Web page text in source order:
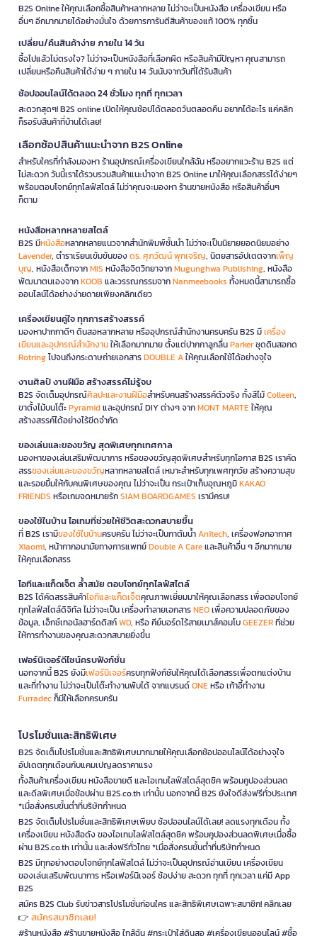
B2S Online ให้คุณเลือกซื้อสินค้าหลากหลาย ไม่ว่าจะเป็นหนังสือ เครื่องเขียน หรือ
อื่นๆ อีกมากมายได้อย่างมั่นใจ ด้วยการการันตีสินค้าของแท้ 100% ทุกชิ้น
เปลี่ยน/คืนสินค้าง่าย ภายใน 14 วัน
ซื้อไปแล้วไม่ตรงใจ? ไม่ว่าจะเป็นหนังสือที่เลือกผิด หรือสินค้ามีปัญหา คุณสามารถ
เปลี่ยนหรือคืนสินค้าได้ง่าย ๆ ภายใน 14 วันนับจากวันที่ได้รับสินค้า
ช้อปออนไลน์ได้ตลอด 24 ชั่วโมง ทุกที่ ทุกเวลา
สะดวกสุดๆ! B2S online เปิดให้คุณช้อปได้ตลอดวันตลอดคืน อยากได้อะไร แค่คลิก
ก็รอรับสินค้าที่บ้านได้เลย!
เลือกช้อปสินค้าแนะนำจาก B2S Online
สำหรับใครที่กำลังมองหา ร้านอุปกรณ์เครื่องเขียนใกล้ฉัน หรืออยากแวะร้าน B2S แต่
ไม่สะดวก วันนี้เราได้รวบรวมสินค้าแนะนำจาก B2S Online มาให้คุณเลือกสรรได้ง่ายๆ
พร้อมตอบโจทย์ทุกไลฟ์สไตล์ ไม่ว่าคุณจะมองหา ร้านขายหนังสือ หรือสินค้าอื่นๆ
ก็ตาม
หนังสือหลากหลายสไตล์
B2S มีหนังสือหลากหลายแนวจากสำนักพิมพ์ชั้นนำ ไม่ว่าจะเป็นนิยายยอดนิยมอย่าง
Lavender, ตำราเรียนเข้มข้นของดร. ศุภวัฒน์ พุกเจริญ, นิตยสารอัปเดตจากเพ็ญ
บุญ, หนังสือเด็กจากMIS หนังสือจิตวิทยาจากMugunghwa Publishing, หนังสือ
พัฒนาตนเองจากKOOB และวรรณกรรมจากNanmeebooks ทั้งหมดนี้สามารถซื้อ
ออนไลน์ได้อย่างง่ายดายเพียงคลิกเดียว
เครื่องเขียนคู่ใจ ทุกการสร้างสรรค์
มองหาปากกาดีๆ ดินสอหลากหลาย หรืออุปกรณ์สำนักงานครบครัน B2S มีเครื่อง
เขียนและอุปกรณ์สำนักงานให้เลือกมากมาย ตั้งแต่ปากกาลูกลื่นParkerชุดดินสอกด
Rotringไปจนถึงกระดาษถ่ายเอกสารDOUBLE Aให้คุณเลือกใช้ได้อย่างจุใจ
งานศิลป์ งานฝีมือ สร้างสรรค์ไม่รู้จบ
B2S จัดเต็มอุปกรณ์ศิลปะและงานฝีมือสำหรับคนสร้างสรรค์ตัวจริง ทั้งสีไม้Colleen,
ขาตั้งไม้บนโต๊ะPyramidและอุปกรณ์ DIY ต่างๆ จากMONT MARTEให้คุณ
สร้างสรรค์ได้อย่างไร้ขีดจำกัด
ของเล่นและของขวัญ สุดพิเศษทุกเทศกาล
มองหาของเล่นเสริมพัฒนาการ หรือของขวัญสุดพิเศษสำหรับทุกโอกาส B2S เราคัด
สรรของเล่นและของขวัญหลากหลายสไตล์ เหมาะสำหรับทุกเพศทุกวัย สร้างความสุข
และรอยยิ้มให้กับคนพิเศษของคุณ ไม่ว่าจะเป็น กระเป๋าเก็บอุณหภูมิKAKAO
FRIENDS หรือเกมจดหมายรักSIAM BOARDGAMES เรามีครบ!
ของใช้ในบ้าน ไอเทมที่ช่วยให้ชีวิตสะดวกสบายขึ้น
ที่ B2S เรามีของใช้ในบ้านครบครัน ไม่ว่าจะเป็นกาต้มน้ำAnitech, เครื่องฟอกอากาศ
Xiaomi, หน้ากากอนามัยทางการแพทย์Double A Careและสินค้าอื่น ๆ อีกมากมาย
ให้คุณเลือกสรร
ไอทีและแก็ดเจ็ต ล้ำสมัย ตอบโจทย์ทุกไลฟ์สไตล์
B2S ได้คัดสรรสินค้าไอทีและแก็ดเจ็ตคุณภาพเยี่ยมมาให้คุณเลือกสรร เพื่อตอบโจทย์
ทุกไลฟ์สไตล์ดิจิทัล ไม่ว่าจะเป็น เครื่องทำลายเอกสารNEOเพื่อความปลอดภัยของ
ข้อมูล, เอ็กซ์เทอนัลฮาร์ดดิสก์WD, หรือ คีย์บอร์ดไร้สายเมาส์คอมโบGEEZERที่ช่วย
ให้การทำงานของคุณสะดวกสบายยิ่งขึ้น
เฟอร์นิเจอร์ดีไซน์ครบฟังก์ชั่น
นอกจากนี้ B2S ยังมีเฟอร์นิเจอร์ครบทุกฟังก์ชันให้คุณได้เลือกสรรเพื่อตกแต่งบ้าน
และที่ทำงาน ไม่ว่าจะเป็นโต๊ะทำงานพับได้ จากแบรนด์ONEหรือ เก้าอี้ทำงาน
Furradecก็มีให้เลือกครบครัน
โปรโมชั่นและสิทธิพิเศษ
B2S จัดเต็มโปรโมชั่นและสิทธิพิเศษมากมายให้คุณเลือกช้อปออนไลน์ได้อย่างจุใจ
อัปเดตทุกเดือนกับแคมเปญลดราคาแรง
ทั้งสินค้าเครื่องเขียน หนังสือขายดี และไอเทมไลฟ์สไตล์สุดชิค พร้อมคูปองส่วนลด
และดีลพิเศษเมื่อช้อปผ่าน B2S.co.th เท่านั้น นอกจากนี้ B2S ยังใจดีส่งฟรีทั่วประเทศ
*เมื่อสั่งครบขั้นต่ำที่บริษัทกำหนด
B2S จัดเต็มโปรโมชั่นและสิทธิพิเศษเพียบ ช้อปออนไลน์ได้เลย! ลดแรงทุกเดือน ทั้ง
เครื่องเขียน หนังสือดัง ของไอเทมไลฟ์สไตล์สุดชิค พร้อมคูปองส่วนลดพิเศษเมื่อซื้อ
ผ่าน B2S.co.th เท่านั้น และส่งฟรีทั่วไทย *เมื่อสั่งครบขั้นต่ำที่บริษัทกำหนด
B2S มีทุกอย่างตอบโจทย์ทุกไลฟ์สไตล์ ไม่ว่าจะเป็นอุปกรณ์อ่านเขียน เครื่องเขียน
ของเล่นเสริมพัฒนาการ หรือเฟอร์นิเจอร์ ช้อปง่าย สะดวก ทุกที่ ทุกเวลา แค่มี App
B2S
สมัคร B2S Club รับข่าวสารโปรโมชั่นก่อนใคร และสิทธิพิเศษเฉพาะสมาชิก! คลิกเลย
👉 สมัครสมาชิกเลย!
#ร้านหนังสือ #ร้านขายหนังสือ ใกล้ฉัน #กระเป๋าใส่ดินสอ #เครื่องเขียนออนไลน์ #ซื้อ